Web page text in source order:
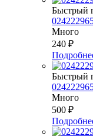
Быстрый
Много
240 ₽
Быстрый
Много
500 ₽